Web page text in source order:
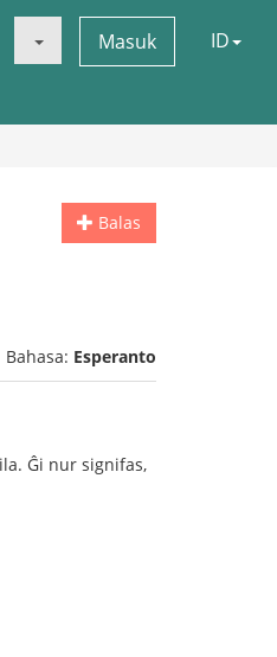
Masuk ID
Balas
Bahasa: Esperanto
Ĝi nur signifas,